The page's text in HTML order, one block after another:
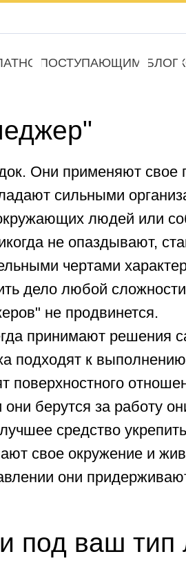
ПОСТУПАЮЩИМ БЛОГ КОНТАКТЫ
сильными
людей или
опаздывают, ставят
чертами характера от
любой сложности и быть
продвинется.
решения сами и
к выполнению самых
отношения к
за работу они в ней
средство укрепить
окружение и живут в
они придерживаются
Менеджер проектов
ваш тип